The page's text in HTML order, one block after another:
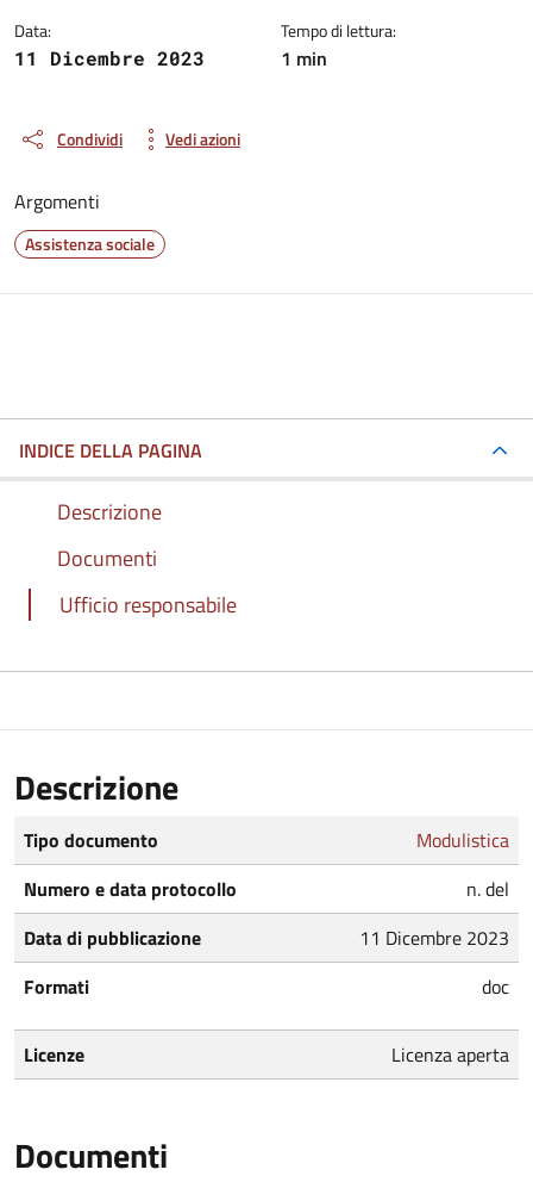
Data:
11 Dicembre 2023
Tempo di lettura:
1 min
Condividi Vedi azioni
Argomenti
Assistenza sociale
INDICE DELLA PAGINA
Descrizione
Documenti
Ufficio responsabile
Descrizione
Tipo documento
Modulistica
Numero e data protocollo
n. del
Data di pubblicazione
11 Dicembre 2023
Formati
doc
Licenze Licenza aperta
Documenti